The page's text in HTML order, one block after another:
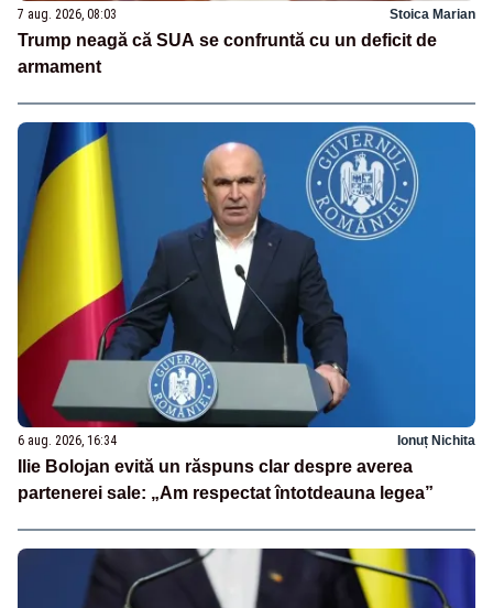
7 aug. 2026, 08:03 Stoica Marian
Trump neagă că SUA se confruntă cu un deficit de
armament
6 aug. 2026, 16:34 Ionuț Nichita
Ilie Bolojan evită un răspuns clar despre averea
partenerei sale: „Am respectat întotdeauna legea”